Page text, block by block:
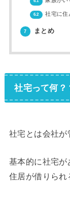
6.1
6.2 社宅に住
7 まとめ
社宅って何？
社宅とは会社が
基本的に社宅
住居が借りられ